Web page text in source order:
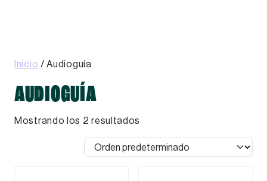
Skip to main content
Inicio / Audioguía
AUDIOGUÍA
Mostrando los 2 resultados